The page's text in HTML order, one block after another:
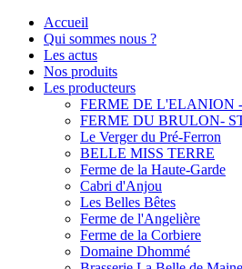
Accueil
Qui sommes nous ?
Les actus
Nos produits
Les producteurs
FERME DE L'ELANION
FERME DU BRULON-
Le Verger du Pré-Ferron
BELLE MISS TERRE
Ferme de la Haute-Garde
Cabri d'Anjou
Les Belles Bêtes
Ferme de l'Angelière
Ferme de la Corbiere
Domaine Dhommé